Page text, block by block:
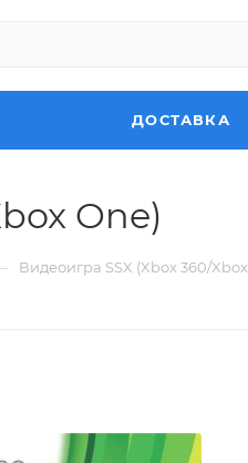
ДОСТАВКА
One)
Видеоигра SSX (Xbox 360/